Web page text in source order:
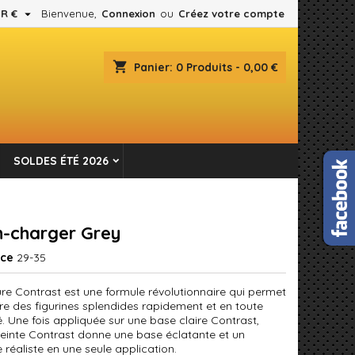
Bienvenue, Connexion ou Créez votre compte
€ 
shopping_cart Panier: 0 Produits - 0,00 €
SOLDES ÉTÉ 2026
charger Grey
29-35
Contrast est une formule révolutionnaire qui permet
des figurines splendides rapidement et en toute
Une fois appliquée sur une base claire Contrast,
Contrast donne une base éclatante et un
réaliste en une seule application.